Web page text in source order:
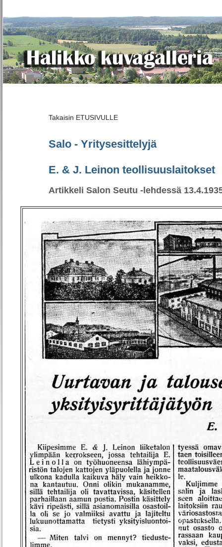
Takaisin ETUSIVULLE
Salo - Yritysesittelyjä
E. & J. Leinon teollisuuslaitokset
Artikkeli Salon Seutu -lehdessä